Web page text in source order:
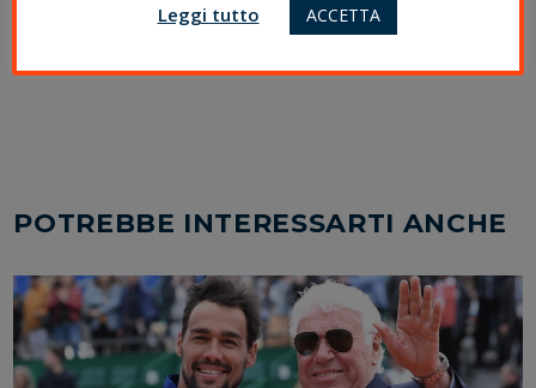
POTREBBE INTERESSARTI ANCHE
Leggi tutto ACCETTA